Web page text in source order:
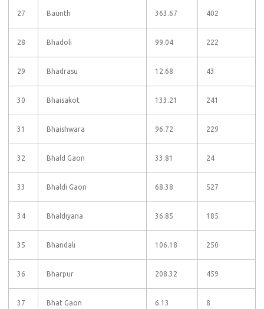
27 Baunth 363.67 402
28 Bhadoli 99.04 222
29 Bhadrasu 12.68 43
30 Bhaisakot 133.21 241
31 Bhaishwara 96.72 229
32 Bhald Gaon 33.81 24
33 Bhaldi Gaon 68.38 527
34 Bhaldiyana 36.85 185
35 Bhandali 106.18 250
36 Bharpur 208.32 459
37 Bhat Gaon 6.13 8